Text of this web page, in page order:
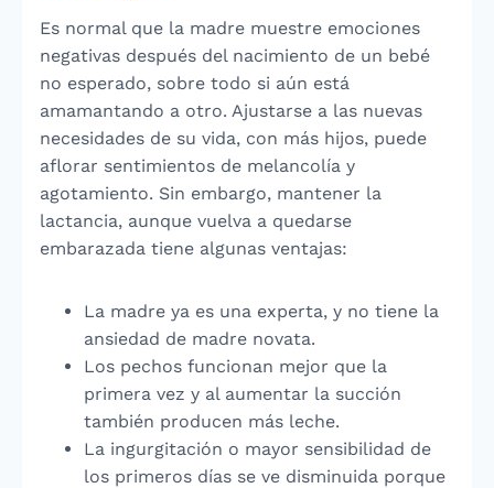
Es normal que la madre muestre emociones
negativas después del nacimiento de un bebé
no esperado, sobre todo si aún está
amamantando a otro. Ajustarse a las nuevas
necesidades de su vida, con más hijos, puede
aflorar sentimientos de melancolía y
agotamiento. Sin embargo, mantener la
lactancia, aunque vuelva a quedarse
embarazada tiene algunas ventajas:
La madre ya es una experta, y no tiene la
ansiedad de madre novata.
Los pechos funcionan mejor que la
primera vez y al aumentar la succión
también producen más leche.
La ingurgitación o mayor sensibilidad de
los primeros días se ve disminuida porque